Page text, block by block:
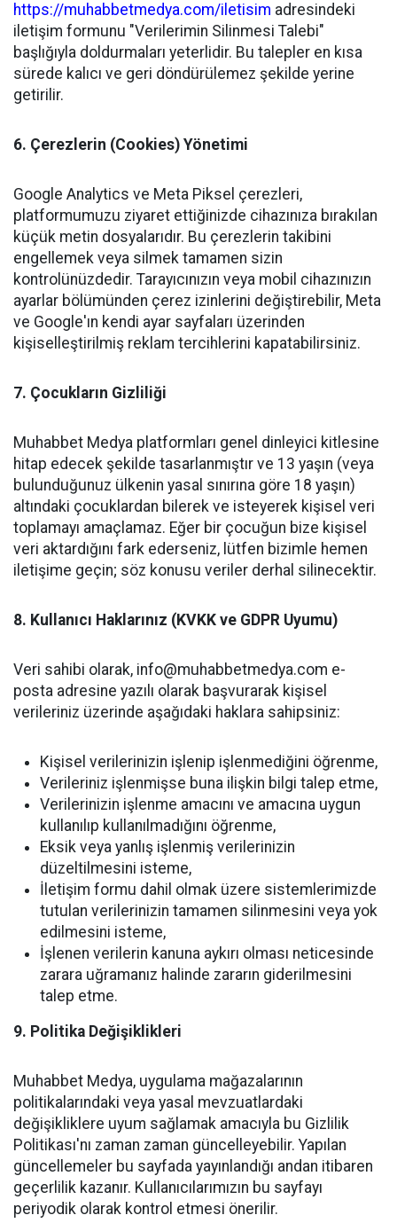
https://muhabbetmedya.com/iletisim adresindeki
iletişim formunu "Verilerimin Silinmesi Talebi"
başlığıyla doldurmaları yeterlidir. Bu talepler en kısa
sürede kalıcı ve geri döndürülemez şekilde yerine
getirilir.
6. Çerezlerin (Cookies) Yönetimi
Google Analytics ve Meta Piksel çerezleri,
platformumuzu ziyaret ettiğinizde cihazınıza bırakılan
küçük metin dosyalarıdır. Bu çerezlerin takibini
engellemek veya silmek tamamen sizin
kontrolünüzdedir. Tarayıcınızın veya mobil cihazınızın
ayarlar bölümünden çerez izinlerini değiştirebilir, Meta
ve Google'ın kendi ayar sayfaları üzerinden
kişiselleştirilmiş reklam tercihlerini kapatabilirsiniz.
7. Çocukların Gizliliği
Muhabbet Medya platformları genel dinleyici kitlesine
hitap edecek şekilde tasarlanmıştır ve 13 yaşın (veya
bulunduğunuz ülkenin yasal sınırına göre 18 yaşın)
altındaki çocuklardan bilerek ve isteyerek kişisel veri
toplamayı amaçlamaz. Eğer bir çocuğun bize kişisel
veri aktardığını fark ederseniz, lütfen bizimle hemen
iletişime geçin; söz konusu veriler derhal silinecektir.
8. Kullanıcı Haklarınız (KVKK ve GDPR Uyumu)
Veri sahibi olarak, info@muhabbetmedya.com e-
posta adresine yazılı olarak başvurarak kişisel
verileriniz üzerinde aşağıdaki haklara sahipsiniz:
Kişisel verilerinizin işlenip işlenmediğini öğrenme,
Verileriniz işlenmişse buna ilişkin bilgi talep etme,
Verilerinizin işlenme amacını ve amacına uygun
kullanılıp kullanılmadığını öğrenme,
Eksik veya yanlış işlenmiş verilerinizin
düzeltilmesini isteme,
İletişim formu dahil olmak üzere sistemlerimizde
tutulan verilerinizin tamamen silinmesini veya yok
edilmesini isteme,
İşlenen verilerin kanuna aykırı olması neticesinde
zarara uğramanız halinde zararın giderilmesini
talep etme.
9. Politika Değişiklikleri
Muhabbet Medya, uygulama mağazalarının
politikalarındaki veya yasal mevzuatlardaki
değişikliklere uyum sağlamak amacıyla bu Gizlilik
Politikası'nı zaman zaman güncelleyebilir. Yapılan
güncellemeler bu sayfada yayınlandığı andan itibaren
geçerlilik kazanır. Kullanıcılarımızın bu sayfayı
periyodik olarak kontrol etmesi önerilir.